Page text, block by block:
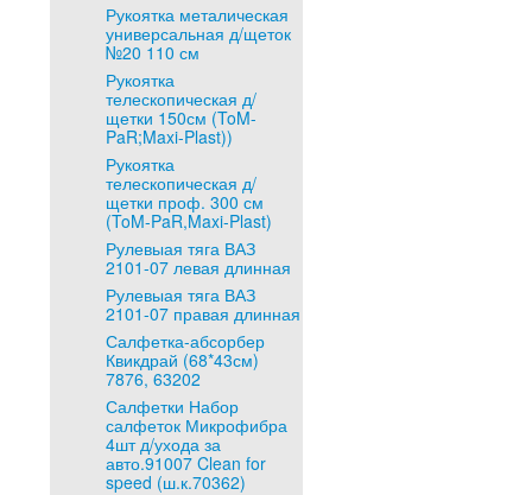
Рукоятка металическая
универсальная д/щеток
№20 110 см
Рукоятка
телескопическая д/
щетки 150см (ToM-
PaR;Maxi-Plast))
Рукоятка
телескопическая д/
щетки проф. 300 см
(ToM-PaR,Maxi-Plast)
Рулевыая тяга ВАЗ
2101-07 левая длинная
Рулевыая тяга ВАЗ
2101-07 правая длинная
Салфетка-абсорбер
Квикдрай (68*43см)
7876, 63202
Салфетки Набор
салфеток Микрофибра
4шт д/ухода за
авто.91007 Clean for
speed (ш.к.70362)